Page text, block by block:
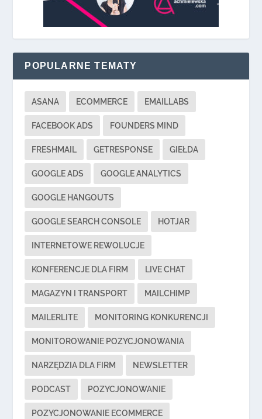
POPULARNE TEMATY
ASANA ECOMMERCE EMAILLABS
FACEBOOK ADS FOUNDERS MIND
FRESHMAIL GETRESPONSE GIEŁDA
GOOGLE ADS GOOGLE ANALYTICS
GOOGLE HANGOUTS
GOOGLE SEARCH CONSOLE HOTJAR
INTERNETOWE REWOLUCJE
KONFERENCJE DLA FIRM LIVE CHAT
MAGAZYN I TRANSPORT MAILCHIMP
MAILERLITE MONITORING KONKURENCJI
MONITOROWANIE POZYCJONOWANIA
NARZĘDZIA DLA FIRM NEWSLETTER
PODCAST POZYCJONOWANIE
POZYCJONOWANIE ECOMMERCE